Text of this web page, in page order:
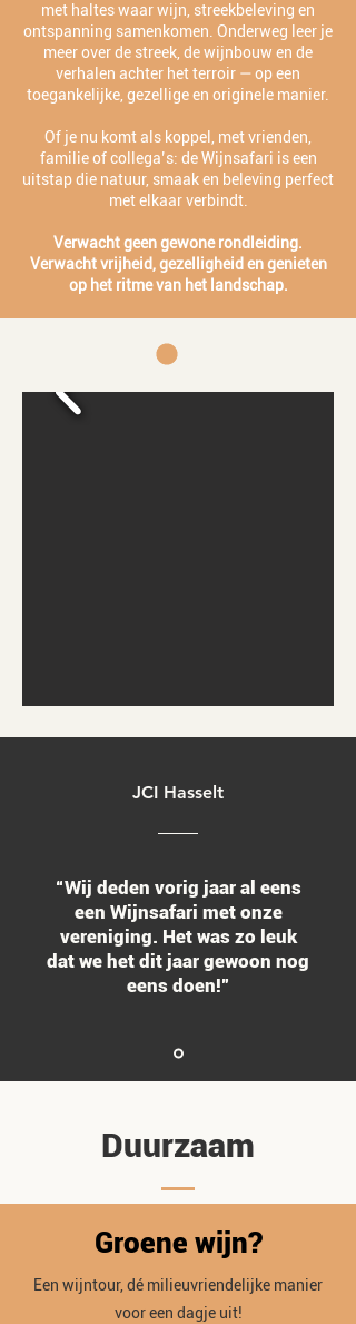
met haltes waar wijn, streekbeleving en
ontspanning samenkomen. Onderweg leer je
meer over de streek, de wijnbouw en de
verhalen achter het terroir — op een
toegankelijke, gezellige en originele manier.
Of je nu komt als koppel, met vrienden,
familie of collega’s: de Wijnsafari is een
uitstap die natuur, smaak en beleving perfect
met elkaar verbindt.
Verwacht geen gewone rondleiding.
Verwacht vrijheid, gezelligheid en genieten
op het ritme van het landschap.
JCI Hasselt
“Wij deden vorig jaar al eens
een Wijnsafari met onze
vereniging. Het was zo leuk
dat we het dit jaar gewoon nog
eens doen!”
Duurzaam
Groene wijn?
Een wijntour, dé milieuvriendelijke manier
voor een dagje uit!